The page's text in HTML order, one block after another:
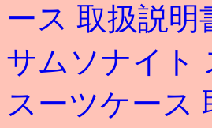
ース 取扱説明
サムソナイト
スーツケース